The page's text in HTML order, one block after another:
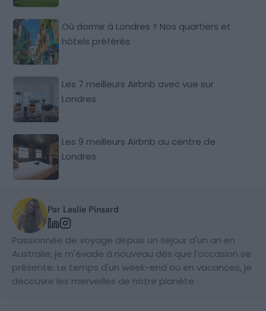
Où dormir à Londres ? Nos quartiers et
hôtels préférés
Les 7 meilleurs Airbnb avec vue sur
Londres
Les 9 meilleurs Airbnb au centre de
Londres
Par Leslie Pinsard
Passionnée de voyage depuis un séjour d'un an en
Australie, je m'évade à nouveau dès que l'occasion se
présente. Le temps d'un week-end ou en vacances, je
découvre les merveilles de notre planète.